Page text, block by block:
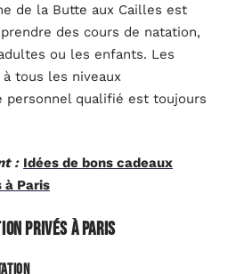
de la Butte aux Cailles est
des cours de natation,
ou les enfants. Les
tous les niveaux
personnel qualifié est toujours
: Idées de bons cadeaux
à Paris
privés à Paris